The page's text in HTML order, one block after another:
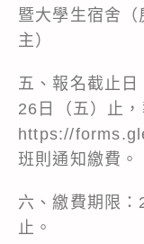
暨大學生宿舍
主）
五、報名截止
26日（五）止
https://
班則通知繳費。
六、繳費期限
止。